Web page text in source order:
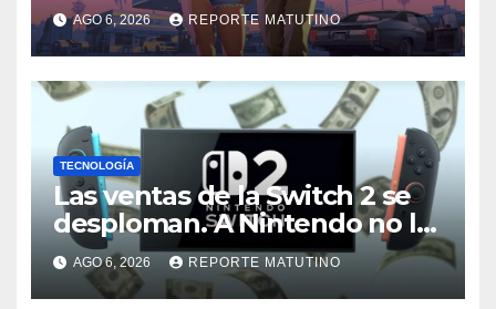
pronto… en Netflix
AGO 6, 2026 REPORTE MATUTINO
TECNOLOGÍA
Las ventas de la Switch 2 se
desploman. A Nintendo no le
preocupa (y por una buena
razón)
AGO 6, 2026 REPORTE MATUTINO